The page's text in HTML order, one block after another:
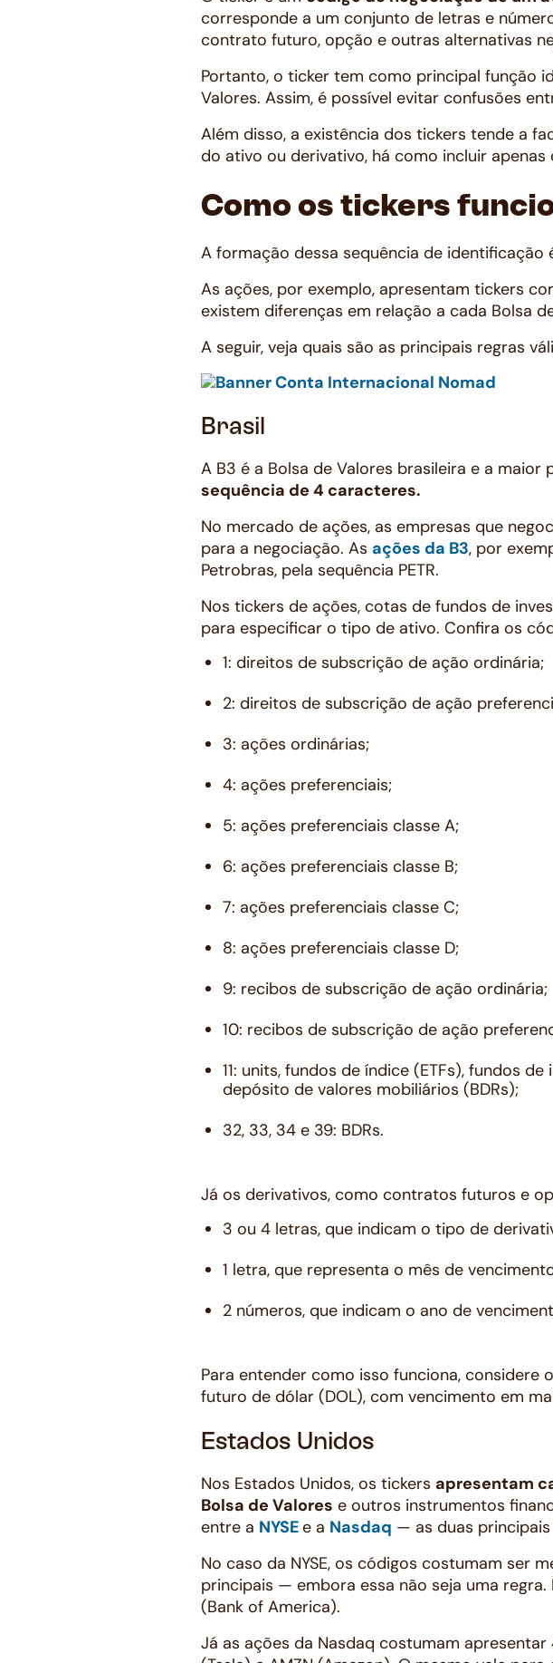
corresponde a um conjunto de letras e
contrato futuro, opção e outras alternativas
Portanto, o ticker tem como principal função
Valores. Assim, é possível evitar confusões
Além disso, a existência dos tickers tende a
do ativo ou derivativo, há como incluir
Como os tickers
A formação dessa sequência de
As ações, por exemplo, apresentam tickers
existem diferenças em relação a cada Bolsa
A seguir, veja quais são as principais regras
Brasil
A B3 é a Bolsa de Valores brasileira e a
sequência de 4 caracteres.
No mercado de ações, as empresas que
para a negociação. As ações da B3, por
Petrobras, pela sequência PETR.
Nos tickers de ações, cotas de fundos de
para especificar o tipo de ativo. Confira os
1: direitos de subscrição de ação ordinária;
2: direitos de subscrição de ação
3: ações ordinárias;
4: ações preferenciais;
5: ações preferenciais classe A;
6: ações preferenciais classe B;
7: ações preferenciais classe C;
8: ações preferenciais classe D;
9: recibos de subscrição de ação ordinária;
10: recibos de subscrição de ação
11: units, fundos de índice (ETFs), fundos
depósito de valores mobiliários (BDRs);
32, 33, 34 e 39: BDRs.
Já os derivativos, como contratos futuros e
3 ou 4 letras, que indicam o tipo de
1 letra, que representa o mês de
2 números, que indicam o ano de
Para entender como isso funciona, considere
futuro de dólar (DOL), com vencimento em
Estados Unidos
Nos Estados Unidos, os tickers apresentam
Bolsa de Valores e outros instrumentos
entre a NYSEe a Nasdaq — as duas
No caso da NYSE, os códigos costumam ser
principais — embora essa não seja uma regra.
(Bank of America).
Já as ações da Nasdaq costumam apresentar